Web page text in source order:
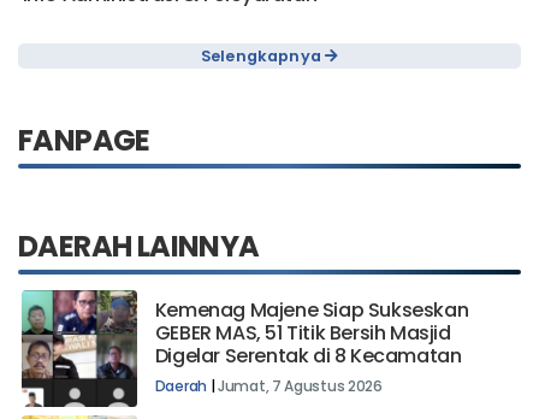
Selengkapnya
FANPAGE
DAERAH LAINNYA
Kemenag Majene Siap Sukseskan
GEBER MAS, 51 Titik Bersih Masjid
Digelar Serentak di 8 Kecamatan
Daerah |Jumat, 7 Agustus 2026